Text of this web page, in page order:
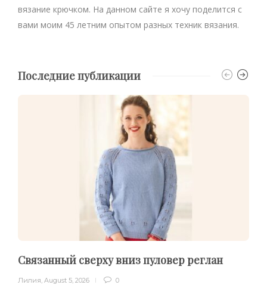
вязание крючком. На данном сайте я хочу поделится с
вами моим 45 летним опытом разных техник вязания.
Последние публикации
Связанный сверху вниз пуловер реглан
Лилия August 5, 2026 0